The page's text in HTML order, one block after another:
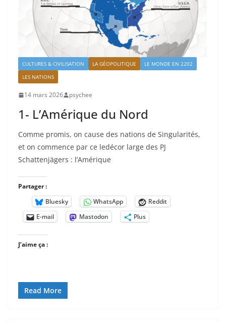
CULTURES & CIVILISATION LA GÉOPOLITIQUE
LE MONDE EN 2202
LES NATIONS
14 mars 2026 psychee
1- L’Amérique du Nord
Comme promis, on cause des nations de Singularités,
et on commence par ce ledécor large des PJ
Schattenjägers : l’Amérique
Partager :
Bluesky
WhatsApp
Reddit
E-mail
Mastodon Plus
J’aime ça :
Read More